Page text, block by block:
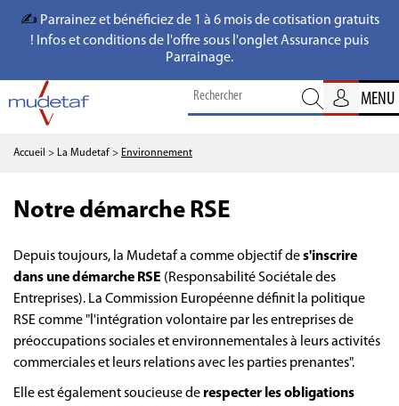
✍️ Parrainez et bénéficiez de 1 à 6 mois de cotisation gratuits
! Infos et conditions de l'offre sous l'onglet Assurance puis
Parrainage.
MENU
Accueil > La Mudetaf > Environnement
Notre démarche RSE
Depuis toujours, la Mudetaf a comme objectif des'inscrire
dans une démarche RSE (Responsabilité Sociétale des
Entreprises). La Commission Européenne définit la politique
RSE comme "l'intégration volontaire par les entreprises de
préoccupations sociales et environnementales à leurs activités
commerciales et leurs relations avec les parties prenantes".
Elle est également soucieuse de respecter les obligations